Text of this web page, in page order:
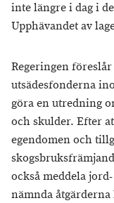
inte längre i dag i
Upphävandet av
Regeringen
utsädesfonderna
göra en utredning
och skulder. Efter
egendomen och
också meddela
nämnda